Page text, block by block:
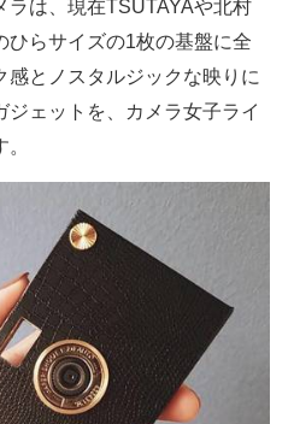
ラは、現在TSUTAYAや北村
ひらサイズの1枚の基盤に全
感とノスタルジックな映りに
ェットを、カメラ女子ライ